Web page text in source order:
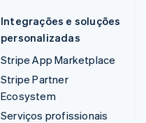
Integrações e soluções
personalizadas
Stripe App Marketplace
Stripe Partner
Ecosystem
Serviços profissionais